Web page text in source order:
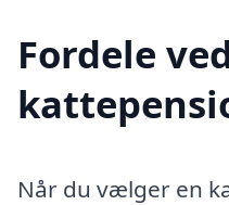
Fordele
Når du vælger en